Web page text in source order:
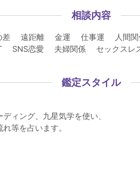
相談内容
遠距離 金運 仕事運 人間
恋愛 夫婦関係 セックス
鑑定スタイル
ィング、九星気学を使い、
等を占います。